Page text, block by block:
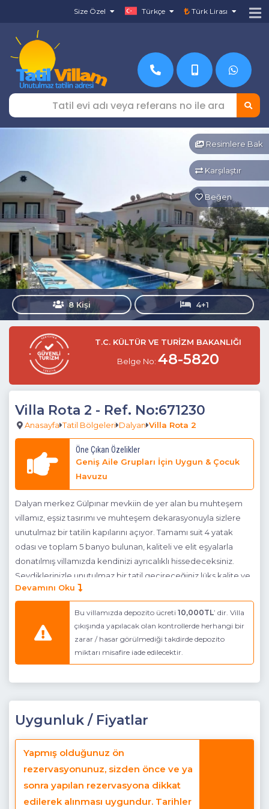
Size Özel Türkçe Türk Lirası
Resimlere Bak
Karşılaştır
Beğen
8 Kişi 4+1
T.C. KÜLTÜR VE TURİZM BAKANLIĞI
Belge No: 48-5820
Villa Rota 2 - Ref. No:671230
Anasayfa Tatil Bölgeleri Dalyan Villa Rota 2
Öne Çıkan Özelikler
Geniş Aile Grupları İçin Uygun & Çocuk
Havuzu
Dalyan merkez Gülpınar mevkiin de yer alan bu muhteşem
villamız, eşsiz tasırımı ve muhteşem dekarasyonuyla sizlere
unutulmaz bir tatilin kapılarını açıyor. Tamamı suit 4 yatak
odası ve toplam 5 banyo bulunan, kaliteli ve elit eşyalarla
donatılmış villamızda kendinizi ayrıcalıklı hissedeceksiniz.
Sevdiklerinizle unutulmaz bir tatil geçireceğiniz lüks kalite ve
standartlara sahip villamız siz değerli konuklarını
bekliyor.Villamızın hemen yan tarafında Rota 1 villası yer alır.
Tatilini aynı bölgede birlikte geçirmek isteyen geniş aile ve
gruplar için bu villalarımız iyi bir tercih olacaktır...
Havuz Katı Terası :Güneşlenme Alanı, Ö.zel havuz ,
Havuz Ebatları : En: 4.00 m Boy: 10.00 m Derinlik: 1.50 m - 1.60
m
Detayları :Buzdolabı, Bulaşık Makinesi, Çamaşır makinası,
Kurutma makinası, Fırın, 4′lü Ocak (ankastre), Mikrodalga fırın,
Devamını Oku
Bu villamızda depozito ücreti 10,000TL’ dir. Villa
çıkışında yapılacak olan kontrollerde herhangi bir
zarar / hasar görülmediği takdirde depozito
miktarı misafire iade edilecektir.
Uygunluk / Fiyatlar
Yapmış olduğunuz ön
rezervasyonunuz, sizden önce ve ya
sonra yapılan rezervasyona dikkat
edilerek alınması uygundur. Tarihler